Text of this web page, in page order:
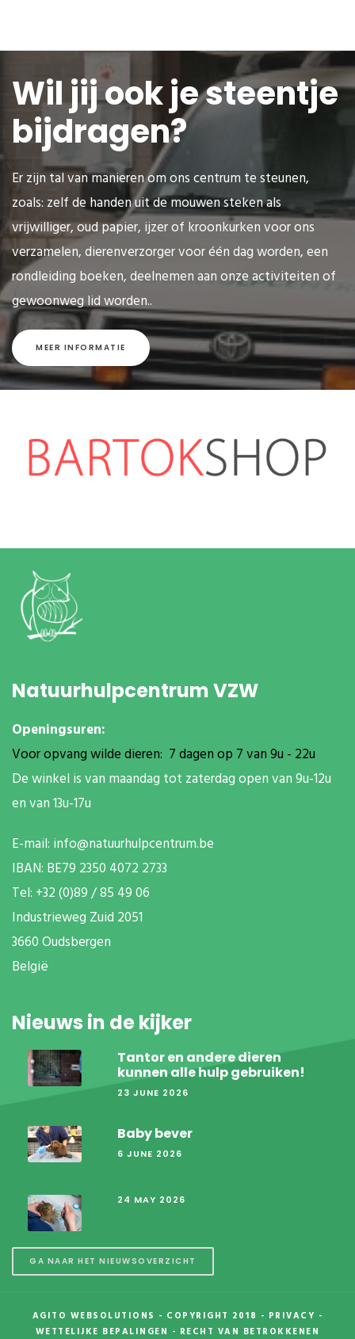
Wil jij ook je steentje
bijdragen?
Er zijn tal van manieren om ons centrum te steunen,
zoals: zelf de handen uit de mouwen steken als
vrijwilliger, oud papier, ijzer of kroonkurken voor ons
verzamelen, dierenverzorger voor één dag worden, een
rondleiding boeken, deelnemen aan onze activiteiten of
gewoonweg lid worden..
MEER INFORMATIE
Natuurhulpcentrum VZW
Openingsuren:
Voor opvang wilde dieren: 7 dagen op 7 van 9u - 22u
De winkel is van maandag tot zaterdag open van 9u-12u
en van 13u-17u
E-mail: info@natuurhulpcentrum.be
IBAN: BE79 2350 4072 2733
Tel: +32 (0)89 / 85 49 06
Industrieweg Zuid 2051
3660 Oudsbergen
België
Nieuws in de kijker
Tantor en andere dieren
kunnen alle hulp gebruiken!
23 JUNE 2026
Baby bever
6 JUNE 2026
24 MAY 2026
GA NAAR HET NIEUWSOVERZICHT
AGITO WEBSOLUTIONS - COPYRIGHT 2018 - PRIVACY -
WETTELIJKE BEPALINGEN - RECHT VAN BETROKKENEN